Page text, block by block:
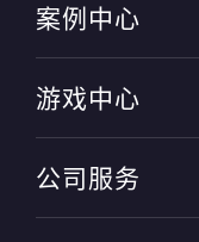
案例中心
游戏中心
公司服务